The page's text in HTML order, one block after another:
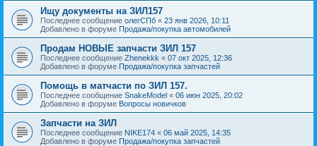
Ищу документы на ЗИЛ157
Последнее сообщение олегСПб « 23 янв 2026, 10:11
Добавлено в форуме Продажа/покупка автомобилей
Продам НОВЫЕ запчасти ЗИЛ 157
Последнее сообщение Zhenekkk « 07 окт 2025, 12:36
Добавлено в форуме Продажа/покупка запчастей
Помощь в матчасти по ЗИЛ 157.
Последнее сообщение SnakeModel « 06 июн 2025, 20:02
Добавлено в форуме Вопросы новичков
Запчасти на ЗИЛ
Последнее сообщение NIKE174 « 06 май 2025, 14:35
Добавлено в форуме Продажа/покупка запчастей